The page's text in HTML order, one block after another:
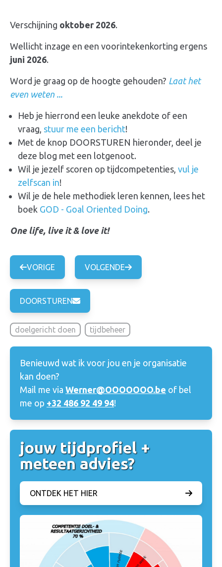
Verschijning oktober 2026.
Wellicht inzage en een voorintekenkorting ergens
juni 2026.
Word je graag op de hoogte gehouden? Laat het
even weten ...
Heb je hierrond een leuke anekdote of een
vraag, stuur me een bericht!
Met de knop DOORSTUREN hieronder, deel je
deze blog met een lotgenoot.
Wil je jezelf scoren op tijdcompetenties, vul je
zelfscan in!
Wil je de hele methodiek leren kennen, lees het
boek GOD - Goal Oriented Doing.
One life, live it & love it!
VORIGE VOLGENDE
DOORSTUREN
doelgericht doen tijdbeheer
Benieuwd wat ik voor jou en je organisatie
kan doen?
Mail me via Werner@OOOOOOO.be of bel
me op +32 486 92 49 94!
jouw tijdprofiel +
meteen advies?
ONTDEK HET HIER